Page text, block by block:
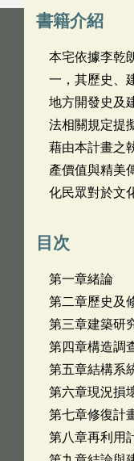
書籍介紹
本宅依據李乾
一，其歷史、
地方開發史及
法相關規定提
藉由本計畫之
產價值與精美
化民眾對於文
目次
第一章緒論
第二章歷史及
第三章建築研
第四章構造調
第五章結構系
第六章現況損
第七章修復計
第八章再利用